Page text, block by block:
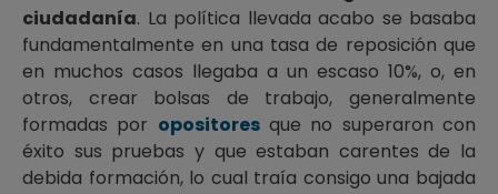
ciudadanía. La política llevada acabo se basaba
fundamentalmente en una tasa de reposición que
en muchos casos llegaba a un escaso 10%, o, en
otros, crear bolsas de trabajo, generalmente
formadas por opositoresque no superaron con
éxito sus pruebas y que estaban carentes de la
debida formación, lo cual traía consigo una bajada